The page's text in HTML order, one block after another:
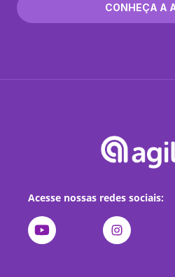
CONHEÇA A
Acesse nossas redes sociais: